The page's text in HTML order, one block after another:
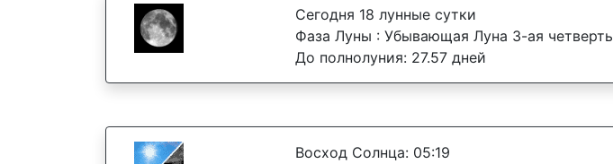
Сегодня 18 лунные сутки
Фаза Луны : Убывающая Луна 3-ая четверть
До полнолуния: 27.57 дней
Восход Солнца: 05:19